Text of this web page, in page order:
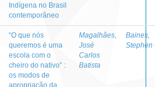
Indígena no Brasil
contemporâneo
“O que nós
queremos é uma
escola com o
cheiro do nativo” :
os modos de
apropriação da
Magalhães,
José
Carlos
Batista
Baines,
Stephen